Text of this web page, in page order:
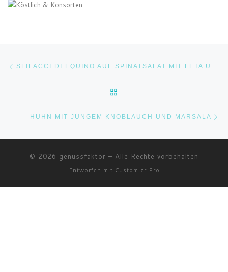
Beitragsnavigation SFILACCI DI EQUINO AUF SPINATSALAT MIT FETA UND ROHNEN
HUHN MIT JUNGEM KNOBLAUCH UND MARSALA
© 2026 genussfaktor – Alle Rechte vorbehalten
Entworfen mit Customizr Pro